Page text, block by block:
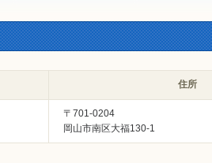
住所
〒701-0204
岡山市南区大福130-1